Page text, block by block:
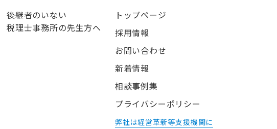
後継者のいない
税理士事務所の先生方へ
トップページ
採用情報
お問い合わせ
新着情報
相談事例集
プライバシーポリシー
弊社は経営革新等支援機関に